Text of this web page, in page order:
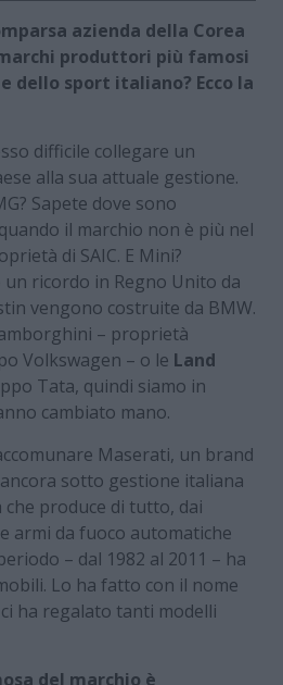
azienda della Corea
produttori più famosi
dello sport italiano? Ecco la
difficile collegare un
alla sua attuale gestione.
Sapete dove sono
il marchio non è più nel
di SAIC. E Mini?
un ricordo in Regno Unito da
vengono costruite da BMW.
– proprietà
Volkswagen – o le Land
Tata, quindi siamo in
cambiato mano.
Maserati, un brand
sotto gestione italiana
che produce di tutto, dai
armi da fuoco automatiche
– dal 1982 al 2011 – ha
Lo ha fatto con il nome
ha regalato tanti modelli
del marchio è